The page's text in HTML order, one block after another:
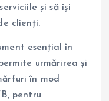
și să își
clienți.
esențial în
urmărirea și
în mod
pentru